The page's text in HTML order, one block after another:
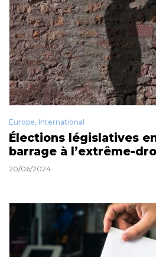
Europe, International
Élections législatives
barrage à l’extrême-
20/06/2024